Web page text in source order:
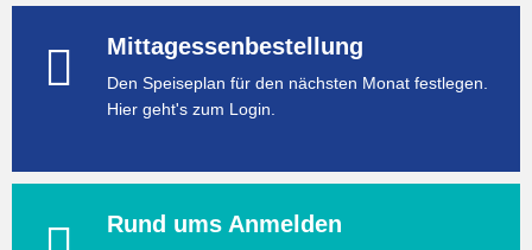
Mittagessenbestellung
Den Speiseplan für den nächsten Monat festlegen.
Hier geht's zum Login.
Rund ums Anmelden